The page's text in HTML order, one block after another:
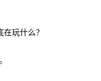
在玩什么？